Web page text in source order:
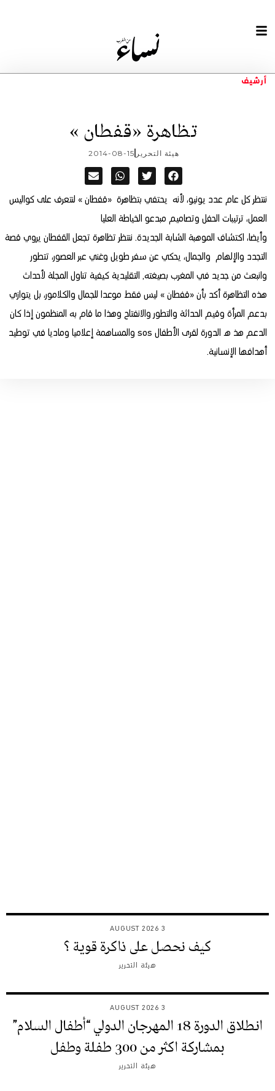
أرشيف
تظاهرة «قفطان »
هيئة التحرير 2014-08-15
ننتظر كل عام عدد يونيو، لأنه يحتفي بتظاهرة «قفطان » لنتعرف على كواليس
العمل، ترتيبات الحفل وتصاميم مبدعو الخياطة العليا
وأيضا، اكتشاف الموهبة الشابة الجديدة. ننتظر تظاهرة تجعل القفطان يروي قصة
التجدد والإلهام والجمال، يحكي عن سفر طويل وغني عبر العصور، تتطور
وانبعث من جديد في المغرب بصيغته, التقليدية كيفية تناول المجلة لأحداث
هذه التظاهرة أكد بأن «قفطان » ليس فقط موعدا للجمال والكلامور، بل يتوازي
بدعم المرأة وقيم الحداثة والتطور والانفتاح وهذا ما قام به المنظمون إذا كان
الدعم هذ ه الدورة لقرى الأطفال sos والمساهمة إعلاميا وماديا في توطيد
أهدافها الإنسانية.
3 AUGUST 2026
كيف نحصل على ذاكرة قوية ؟
هيئة التحرير
3 AUGUST 2026
انطلاق الدورة 18 المهرجان الدولي “أطفال السلام”
بمشاركة اكثر من 300 طفلة وطفل
هيئة التحرير